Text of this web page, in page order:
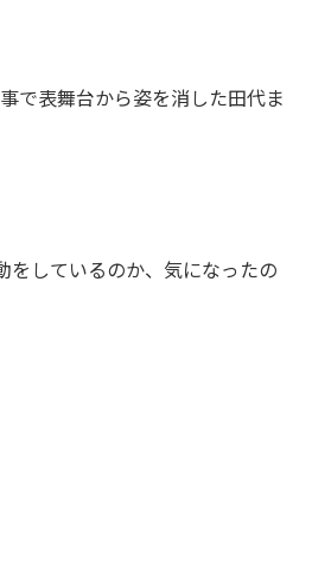
で表舞台から姿を消した田代ま
をしているのか、気になったの